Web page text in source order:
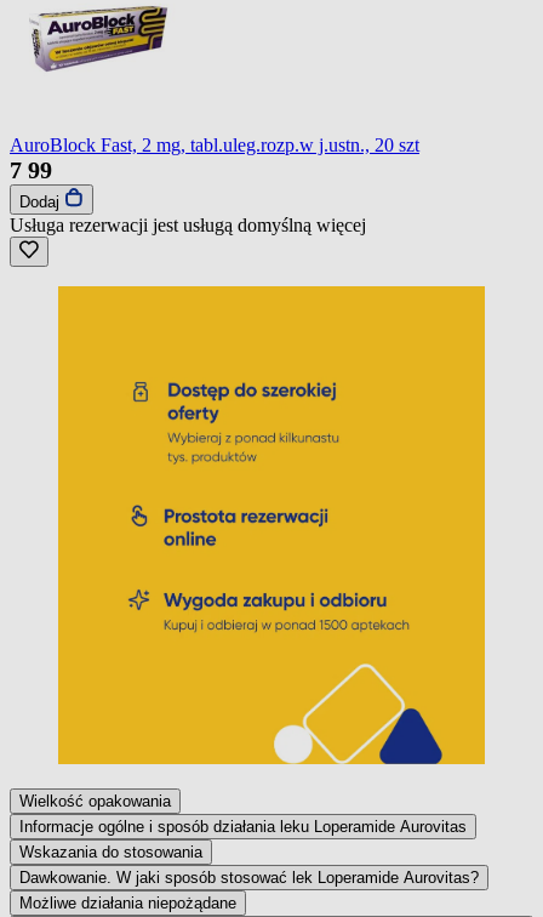
AuroBlock Fast, 2 mg, tabl.uleg.rozp.w j.ustn., 20 szt
7 99
Dodaj
Usługa rezerwacji jest usługą domyślną więcej
Wielkość opakowania
Informacje ogólne i sposób działania leku Loperamide Aurovitas
Wskazania do stosowania
Dawkowanie. W jaki sposób stosować lek Loperamide Aurovitas?
Możliwe działania niepożądane